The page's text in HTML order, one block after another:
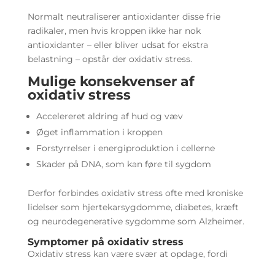
Normalt neutraliserer antioxidanter disse frie
radikaler, men hvis kroppen ikke har nok
antioxidanter – eller bliver udsat for ekstra
belastning – opstår der oxidativ stress.
Mulige konsekvenser af
oxidativ stress
Accelereret aldring af hud og væv
Øget inflammation i kroppen
Forstyrrelser i energiproduktion i cellerne
Skader på DNA, som kan føre til sygdom
Derfor forbindes oxidativ stress ofte med kroniske
lidelser som hjertekarsygdomme, diabetes, kræft
og neurodegenerative sygdomme som Alzheimer.
Symptomer på oxidativ stress
Oxidativ stress kan være svær at opdage, fordi